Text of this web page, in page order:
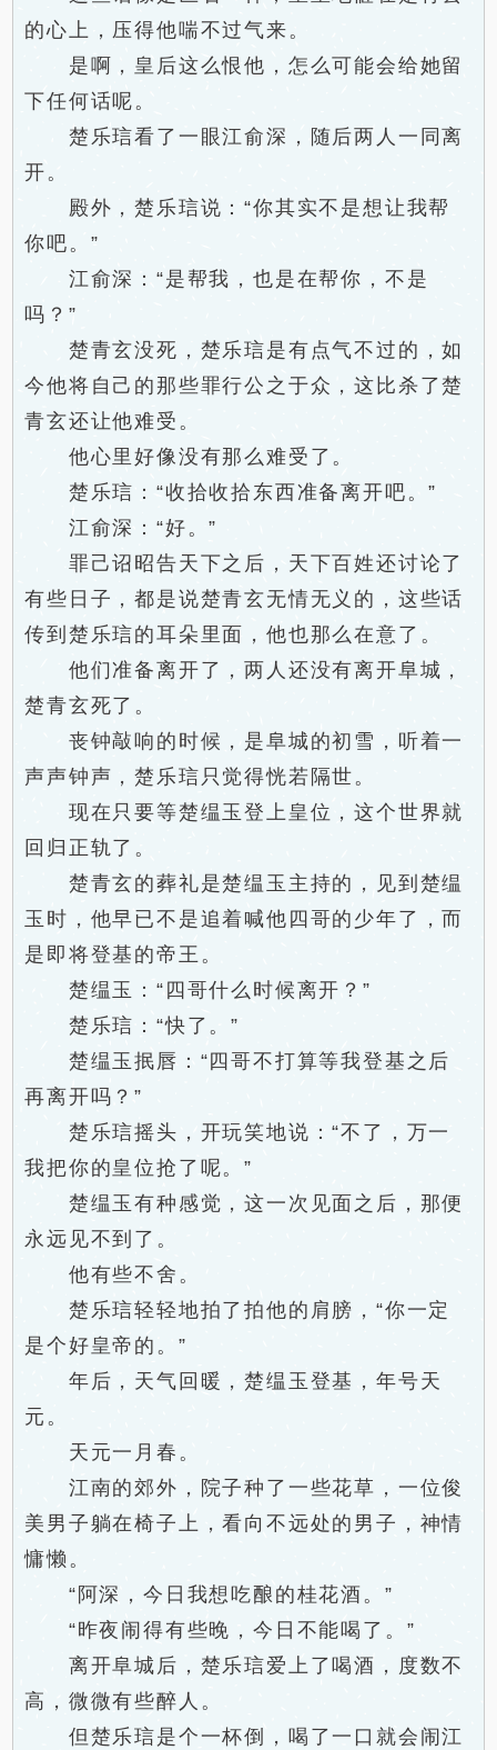
的心上，压得他喘不过气来。
是啊，皇后这么恨他，怎么可能会给她留
下任何话呢。
楚乐琂看了一眼江俞深，随后两人一同离
开。
殿外，楚乐琂说：“你其实不是想让我帮
你吧。”
江俞深：“是帮我，也是在帮你，不是
吗？”
楚青玄没死，楚乐琂是有点气不过的，如
今他将自己的那些罪行公之于众，这比杀了楚
青玄还让他难受。
他心里好像没有那么难受了。
楚乐琂：“收拾收拾东西准备离开吧。”
江俞深：“好。”
罪己诏昭告天下之后，天下百姓还讨论了
有些日子，都是说楚青玄无情无义的，这些话
传到楚乐琂的耳朵里面，他也那么在意了。
他们准备离开了，两人还没有离开阜城，
楚青玄死了。
丧钟敲响的时候，是阜城的初雪，听着一
声声钟声，楚乐琂只觉得恍若隔世。
现在只要等楚缊玉登上皇位，这个世界就
回归正轨了。
楚青玄的葬礼是楚缊玉主持的，见到楚缊
玉时，他早已不是追着喊他四哥的少年了，而
是即将登基的帝王。
楚缊玉：“四哥什么时候离开？”
楚乐琂：“快了。”
楚缊玉抿唇：“四哥不打算等我登基之后
再离开吗？”
楚乐琂摇头，开玩笑地说：“不了，万一
我把你的皇位抢了呢。”
楚缊玉有种感觉，这一次见面之后，那便
永远见不到了。
他有些不舍。
楚乐琂轻轻地拍了拍他的肩膀，“你一定
是个好皇帝的。”
年后，天气回暖，楚缊玉登基，年号天
元。
天元一月春。
江南的郊外，院子种了一些花草，一位俊
美男子躺在椅子上，看向不远处的男子，神情
慵懒。
“阿深，今日我想吃酿的桂花酒。”
“昨夜闹得有些晚，今日不能喝了。”
离开阜城后，楚乐琂爱上了喝酒，度数不
高，微微有些醉人。
但楚乐琂是个一杯倒，喝了一口就会闹江